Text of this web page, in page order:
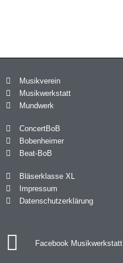
Musikverein
Musikwerkstatt
Mundwerk
ConcertBoB
Bobenheimer
Beat-BoB
Bläserklasse XL
Impressum
Datenschutzerklärung
Facebook Musikwerkstatt